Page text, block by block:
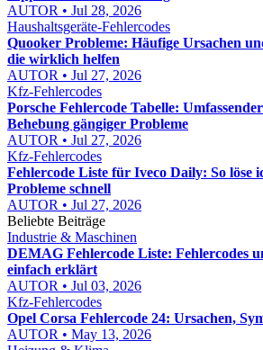
AUTOR • Jul 28, 2026
Haushaltsgeräte-Fehlercodes
Quooker Probleme: Häufige Ursachen
die wirklich helfen
AUTOR • Jul 27, 2026
Kfz-Fehlercodes
Porsche Fehlercode Tabelle:
Behebung gängiger Probleme
AUTOR • Jul 27, 2026
Kfz-Fehlercodes
Fehlercode Liste für Iveco Daily: So löse
Probleme schnell
AUTOR • Jul 27, 2026
Beliebte Beiträge
Industrie & Maschinen
DEMAG Fehlercode Liste: Fehlercodes
einfach erklärt
AUTOR • Jul 03, 2026
Kfz-Fehlercodes
Opel Corsa Fehlercode 24: Ursachen,
AUTOR • May 13, 2026